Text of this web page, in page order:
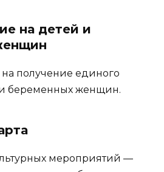
на детей и
получение единого
беременных женщин.
мероприятий —